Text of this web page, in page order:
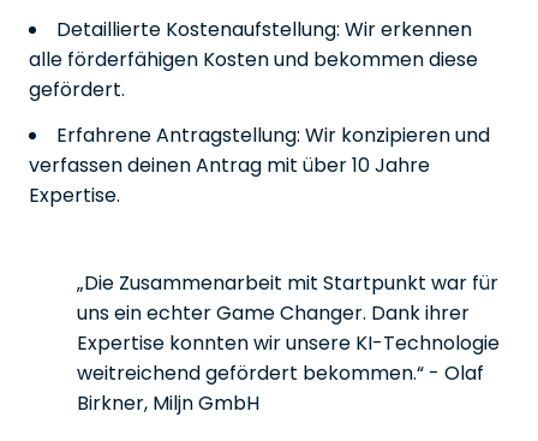
Detaillierte Kostenaufstellung: Wir erkennen
alle förderfähigen Kosten und bekommen diese
gefördert.
Erfahrene Antragstellung: Wir konzipieren und
verfassen deinen Antrag mit über 10 Jahre
Expertise.
„Die Zusammenarbeit mit Startpunkt war für
uns ein echter Game Changer. Dank ihrer
Expertise konnten wir unsere KI-Technologie
weitreichend gefördert bekommen.“ - Olaf
Birkner, Miljn GmbH